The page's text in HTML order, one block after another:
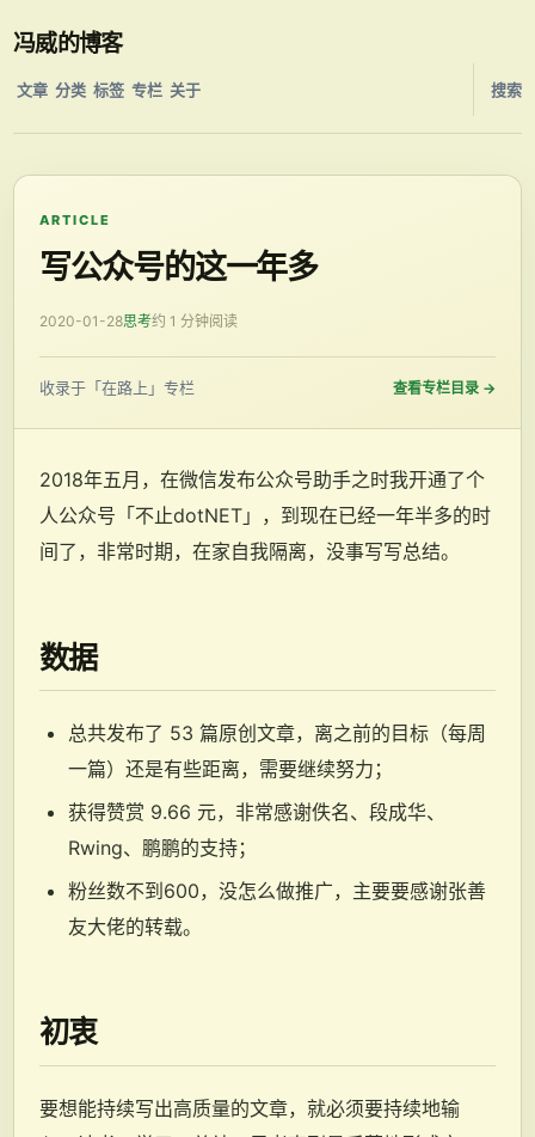
冯威的博客
文章 分类 标签 专栏 关于 搜索
ARTICLE
写公众号的这一年多
2020-01-28思考约 1 分钟阅读
收录于「在路上」专栏 查看专栏目录 →
2018年五月，在微信发布公众号助手之时我开通了个
人公众号「不止dotNET」，到现在已经一年半多的时
间了，非常时期，在家自我隔离，没事写写总结。
数据
总共发布了 53 篇原创文章，离之前的目标（每周
一篇）还是有些距离，需要继续努力；
获得赞赏 9.66 元，非常感谢佚名、段成华、
Rwing、鹏鹏的支持；
粉丝数不到600，没怎么做推广，主要要感谢张善
友大佬的转载。
初衷
要想能持续写出高质量的文章，就必须要持续地输